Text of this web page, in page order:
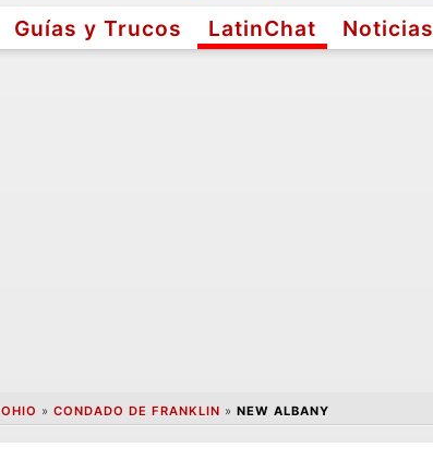
Guías y Trucos LatinChat Noticias
OHIO » CONDADO DE FRANKLIN » NEW ALBANY